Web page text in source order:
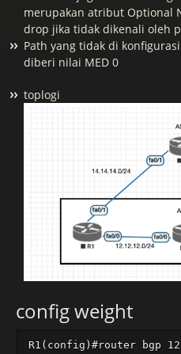
merupakan atribut Optional
drop jika tidak dikenali oleh
Path yang tidak di
diberi nilai MED 0
toplogi
config weight
R1(config)#router bgp